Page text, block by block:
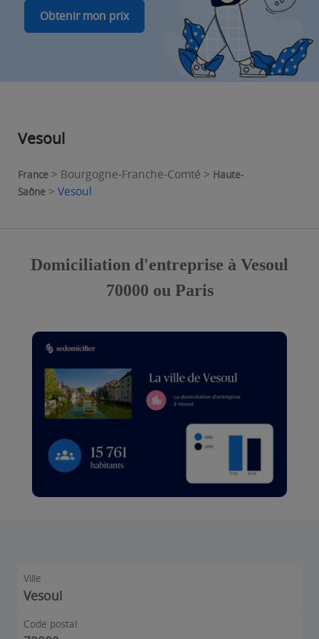
Obtenir mon prix
Vesoul
France > Bourgogne-Franche-Comté > Haute-
Saône > Vesoul
Domiciliation d'entreprise à Vesoul
70000 ou Paris
Ville
Vesoul
Code postal